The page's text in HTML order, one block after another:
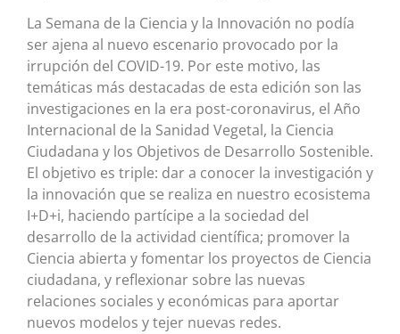
La Semana de la Ciencia y la Innovación no podía
ser ajena al nuevo escenario provocado por la
irrupción del COVID-19. Por este motivo, las
temáticas más destacadas de esta edición son las
investigaciones en la era post-coronavirus, el Año
Internacional de la Sanidad Vegetal, la Ciencia
Ciudadana y los Objetivos de Desarrollo Sostenible.
El objetivo es triple: dar a conocer la investigación y
la innovación que se realiza en nuestro ecosistema
I+D+i, haciendo partícipe a la sociedad del
desarrollo de la actividad científica; promover la
Ciencia abierta y fomentar los proyectos de Ciencia
ciudadana, y reflexionar sobre las nuevas
relaciones sociales y económicas para aportar
nuevos modelos y tejer nuevas redes.